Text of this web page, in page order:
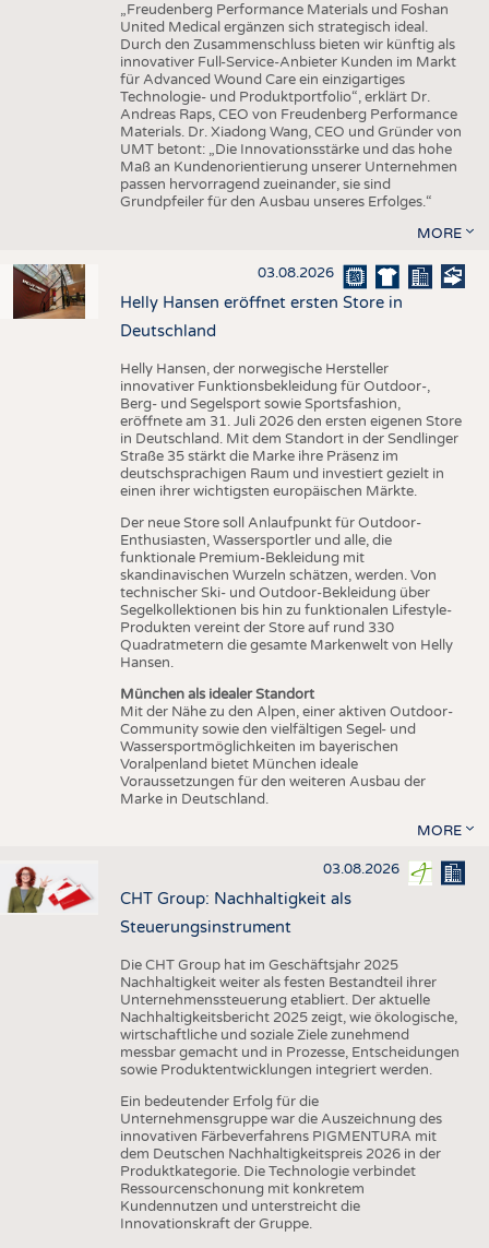
„Freudenberg Performance Materials und Foshan
United Medical ergänzen sich strategisch ideal.
Durch den Zusammenschluss bieten wir künftig als
innovativer Full-Service-Anbieter Kunden im Markt
für Advanced Wound Care ein einzigartiges
Technologie- und Produktportfolio“, erklärt Dr.
Andreas Raps, CEO von Freudenberg Performance
Materials. Dr. Xiadong Wang, CEO und Gründer von
UMT betont: „Die Innovationsstärke und das hohe
Maß an Kundenorientierung unserer Unternehmen
passen hervorragend zueinander, sie sind
Grundpfeiler für den Ausbau unseres Erfolges.“
MORE
03.08.2026
Helly Hansen eröffnet ersten Store in
Deutschland
Helly Hansen, der norwegische Hersteller
innovativer Funktionsbekleidung für Outdoor-,
Berg- und Segelsport sowie Sportsfashion,
eröffnete am 31. Juli 2026 den ersten eigenen Store
in Deutschland. Mit dem Standort in der Sendlinger
Straße 35 stärkt die Marke ihre Präsenz im
deutschsprachigen Raum und investiert gezielt in
einen ihrer wichtigsten europäischen Märkte.
Der neue Store soll Anlaufpunkt für Outdoor-
Enthusiasten, Wassersportler und alle, die
funktionale Premium-Bekleidung mit
skandinavischen Wurzeln schätzen, werden. Von
technischer Ski- und Outdoor-Bekleidung über
Segelkollektionen bis hin zu funktionalen Lifestyle-
Produkten vereint der Store auf rund 330
Quadratmetern die gesamte Markenwelt von Helly
Hansen.
München als idealer Standort
Mit der Nähe zu den Alpen, einer aktiven Outdoor-
Community sowie den vielfältigen Segel- und
Wassersportmöglichkeiten im bayerischen
Voralpenland bietet München ideale
Voraussetzungen für den weiteren Ausbau der
Marke in Deutschland.
MORE
03.08.2026
CHT Group: Nachhaltigkeit als
Steuerungsinstrument
Die CHT Group hat im Geschäftsjahr 2025
Nachhaltigkeit weiter als festen Bestandteil ihrer
Unternehmenssteuerung etabliert. Der aktuelle
Nachhaltigkeitsbericht 2025 zeigt, wie ökologische,
wirtschaftliche und soziale Ziele zunehmend
messbar gemacht und in Prozesse, Entscheidungen
sowie Produktentwicklungen integriert werden.
Ein bedeutender Erfolg für die
Unternehmensgruppe war die Auszeichnung des
innovativen Färbeverfahrens PIGMENTURA mit
dem Deutschen Nachhaltigkeitspreis 2026 in der
Produktkategorie. Die Technologie verbindet
Ressourcenschonung mit konkretem
Kundennutzen und unterstreicht die
Innovationskraft der Gruppe.